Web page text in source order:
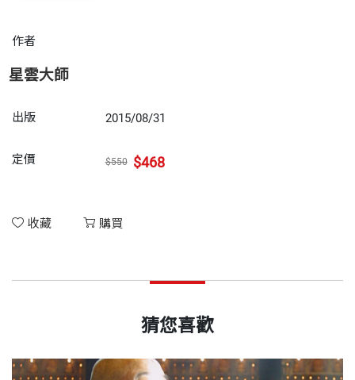
作者
星雲大師
出版 2015/08/31
定價 $550 $468
收藏 購買
猜您喜歡